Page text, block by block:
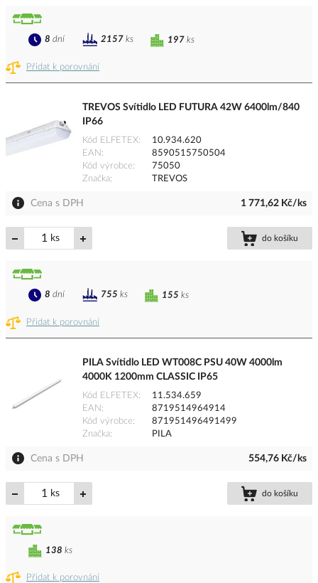
Přidat k porovnání
197 ks
8 dní 2157 ks
TREVOS Svítidlo LED FUTURA 42W 6400lm/840
IP66
Kód ELFETEX
10.934.620
EAN
8590515750504
Kód výrobce
75050
Značka
TREVOS
Cena s DPH 1 771,62 Kč/ks
ks do košíku
Přidat k porovnání
155 ks
8 dní 755 ks
PILA Svítidlo LED WT008C PSU 40W 4000lm
4000K 1200mm CLASSIC IP65
Kód ELFETEX
11.534.659
EAN
8719514964914
Kód výrobce
871951496491499
Značka
PILA
Cena s DPH 554,76 Kč/ks
ks do košíku
Přidat k porovnání
138 ks